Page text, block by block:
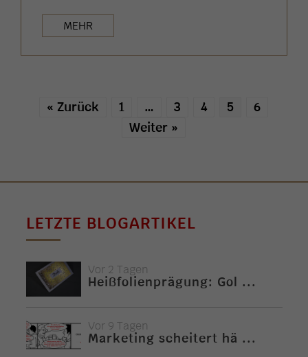
MEHR
« Zurück 1 … 3 4 5
6
Weiter »
LETZTE BLOGARTIKEL
Vor 2 Tagen
Heißfolienprägung: Gol ...
Vor 9 Tagen
Marketing scheitert hä ...